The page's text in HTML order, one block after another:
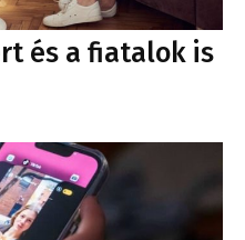
és a fiatalok is